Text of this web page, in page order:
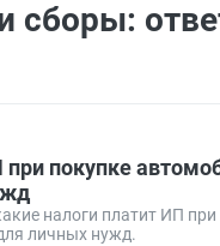
сборы:
покупке
налоги платит ИП при
личных нужд.